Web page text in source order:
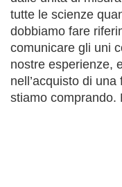
tutte le scienze
dobbiamo fare
comunicare gli uni
nostre esperienze,
nell’acquisto di
stiamo comprando.